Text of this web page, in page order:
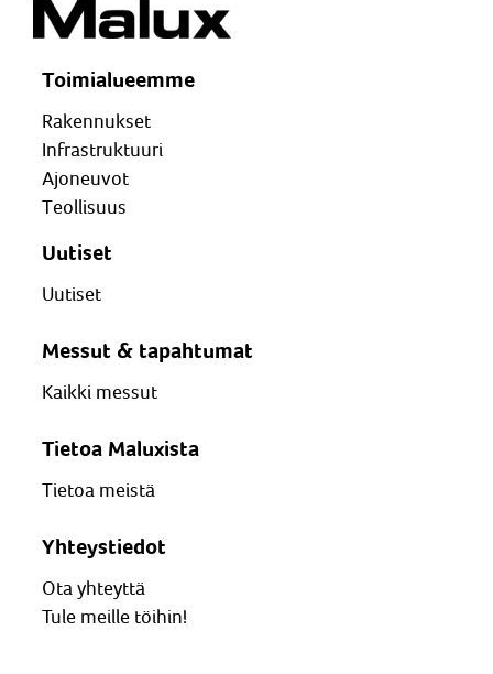
Toimialueemme
Rakennukset
Infrastruktuuri
Ajoneuvot
Teollisuus
Uutiset
Uutiset
Messut & tapahtumat
Kaikki messut
Tietoa Maluxista
Tietoa meistä
Yhteystiedot
Ota yhteyttä
Tule meille töihin!